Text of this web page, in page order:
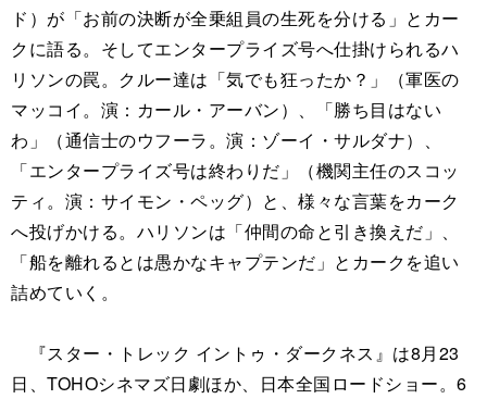
ド）が「お前の決断が全乗組員の生死を分ける」とカー
クに語る。そしてエンタープライズ号へ仕掛けられるハ
リソンの罠。クルー達は「気でも狂ったか？」（軍医の
マッコイ。演：カール・アーバン）、「勝ち目はない
わ」（通信士のウフーラ。演：ゾーイ・サルダナ）、
「エンタープライズ号は終わりだ」（機関主任のスコッ
ティ。演：サイモン・ペッグ）と、様々な言葉をカーク
へ投げかける。ハリソンは「仲間の命と引き換えだ」、
「船を離れるとは愚かなキャプテンだ」とカークを追い
詰めていく。
『スター・トレック イントゥ・ダークネス』は8月23
日、TOHOシネマズ日劇ほか、日本全国ロードショー。6